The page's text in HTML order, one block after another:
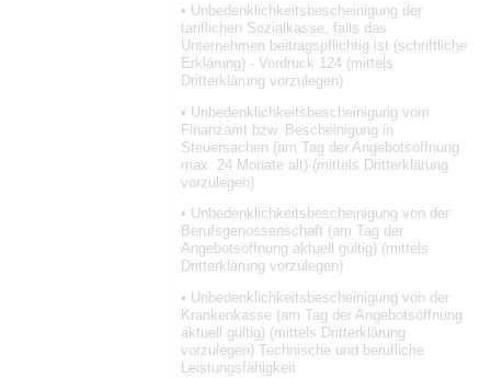
• Unbedenklichkeitsbescheinigung der
tariflichen Sozialkasse, falls das
Unternehmen beitragspflichtig ist (schriftliche
Erklärung) - Vordruck 124 (mittels
Dritterklärung vorzulegen)
• Unbedenklichkeitsbescheinigung vom
Finanzamt bzw. Bescheinigung in
Steuersachen (am Tag der Angebotsöffnung
max. 24 Monate alt) (mittels Dritterklärung
vorzulegen)
• Unbedenklichkeitsbescheinigung von der
Berufsgenossenschaft (am Tag der
Angebotsöffnung aktuell gültig) (mittels
Dritterklärung vorzulegen)
• Unbedenklichkeitsbescheinigung von der
Krankenkasse (am Tag der Angebotsöffnung
aktuell gültig) (mittels Dritterklärung
vorzulegen) Technische und berufliche
Leistungsfähigkeit